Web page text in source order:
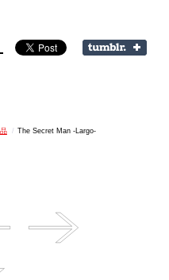
/ The Secret Man -Largo-